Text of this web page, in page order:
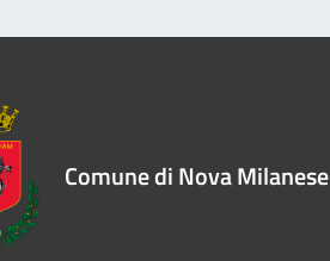
Comune di Nova Milanese